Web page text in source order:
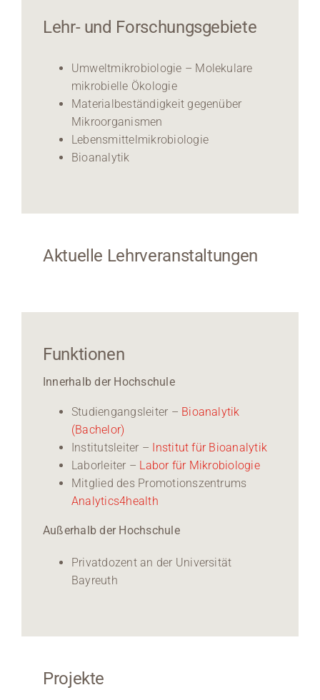
Lehr- und Forschungsgebiete
Umweltmikrobiologie – Molekulare
mikrobielle Ökologie
Materialbeständigkeit gegenüber
Mikroorganismen
Lebensmittelmikrobiologie
Bioanalytik
Aktuelle Lehrveranstaltungen
Funktionen
Innerhalb der Hochschule
Studiengangsleiter – Bioanalytik
(Bachelor)
Institutsleiter – Institut für Bioanalytik
Laborleiter – Labor für Mikrobiologie
Mitglied des Promotionszentrums
Analytics4health
Außerhalb der Hochschule
Privatdozent an der Universität
Bayreuth
Projekte